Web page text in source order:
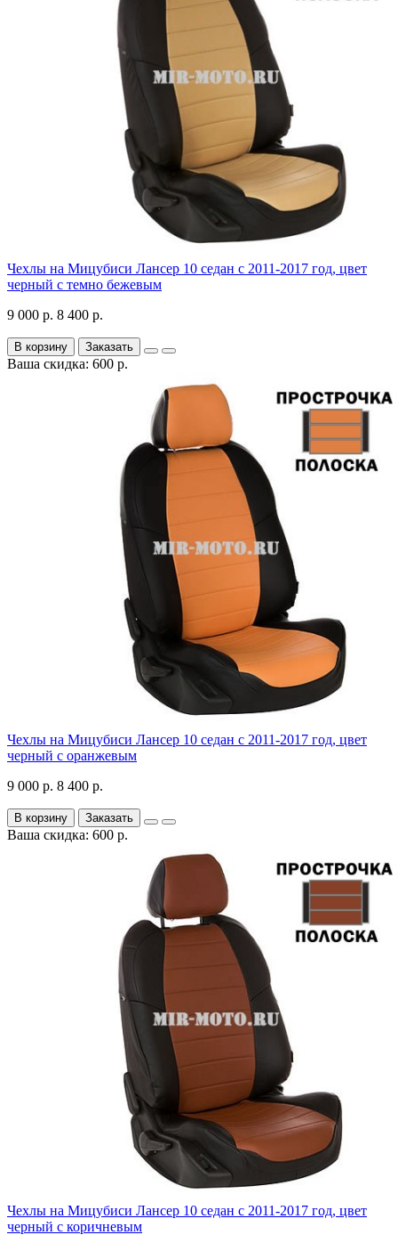
Чехлы на Мицубиси Лансер 10 седан с 2011-2017 год, цвет
черный с темно бежевым
9 000 р. 8 400 р.
В корзину Заказать
Ваша скидка: 600 р.
Чехлы на Мицубиси Лансер 10 седан с 2011-2017 год, цвет
черный с оранжевым
9 000 р. 8 400 р.
В корзину Заказать
Ваша скидка: 600 р.
Чехлы на Мицубиси Лансер 10 седан с 2011-2017 год, цвет
черный с коричневым